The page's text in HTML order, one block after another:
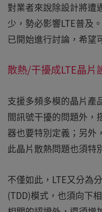
對業者來說除設計將遭
少，勢必影響LTE普及
已開始進行討論，希望
散熱/干擾成LTE晶片
支援多頻多模的晶片產
間訊號干擾的問題外，
器也要特別定義；另外
此晶片散熱問題也須特
不僅如此，LTE又分為
(TDD)模式，也須向下